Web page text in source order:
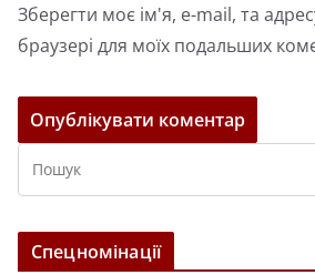
Зберегти моє ім'я, e-mail, та
браузері для моїх подальших
Спецномінації